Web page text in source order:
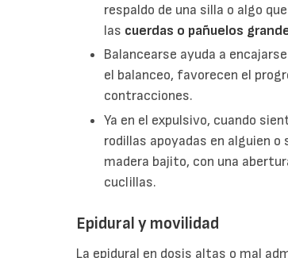
respaldo de una silla o algo
las cuerdas o pañuelos
Balancearse ayuda a
el balanceo, favorecen el
contracciones.
Ya en el expulsivo, cuando
rodillas apoyadas en alguien o
madera bajito, con una
cuclillas.
Epidural y movilidad
La epidural en dosis altas o mal